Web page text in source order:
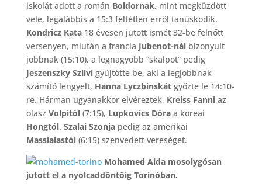
iskolát adott a román Boldornak, mint megküzdött
vele, legalábbis a 15:3 feltétlen erről tanúskodik.
Kondricz Kata18 évesen jutott ismét 32-be felnőtt
versenyen, miután a francia Jubenot-nálbizonyult
jobbnak (15:10), a legnagyobb “skalpot” pedig
Jeszenszky Szilvigyűjtötte be, aki a legjobbnak
számító lengyelt, Hanna Lyczbinskátgyőzte le 14:10-
re. Hárman ugyanakkor elvéreztek, Kreiss Fanniaz
olasz Volpitól(7:15), Lupkovics Dóraa koreai
Hongtól, Szalai Szonjapedig az amerikai
Massialastól(6:15) szenvedett vereséget.
Mohamed Aida mosolygósan
jutott el a nyolcaddöntőig Torinóban.